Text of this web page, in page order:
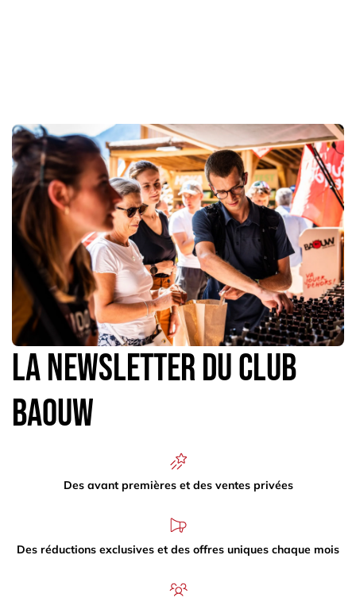
La newsletter du Club
Baouw
Des avant premières et des ventes privées
Des réductions exclusives et des offres uniques chaque mois